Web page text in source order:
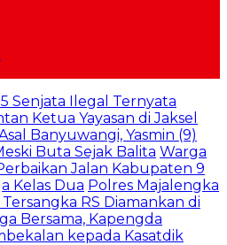
Senjata Ilegal Ternyata
Ketua Yayasan di Jaksel
Banyuwangi, Yasmin (9)
Buta Sejak Balita Warga
Jalan Kabupaten 9
Kelas Dua Polres Majalengka
RS Diamankan di
Bersama, Kapengda
kepada Kasatdik